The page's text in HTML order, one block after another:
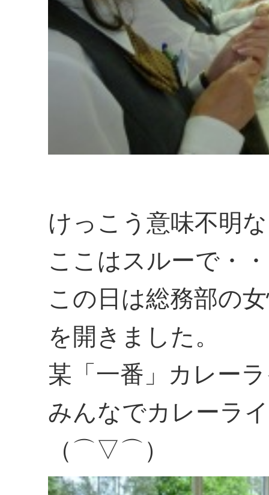
けっこう意味不明
ここはスルーで・
この日は総務部の
を開きました。
某「一番」カレー
みんなでカレーラ
（⌒▽⌒）